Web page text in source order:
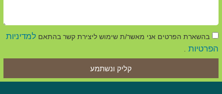
בהשארת הפרטים אני מאשר/ת שימוש ליצירת קשר בהתאם למדיניות
הפרטיות .
קליק ונשתמע